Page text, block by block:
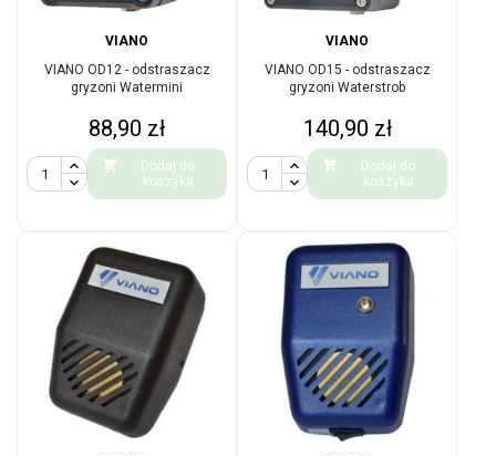
VIANO
VIANO OD12 - odstraszacz
gryzoni Watermini
Cena
88,90 zł

Dodaj do
koszyka
VIANO
VIANO OD15 - odstraszacz
gryzoni Waterstrob
Cena
140,90 zł

Dodaj do
koszyka